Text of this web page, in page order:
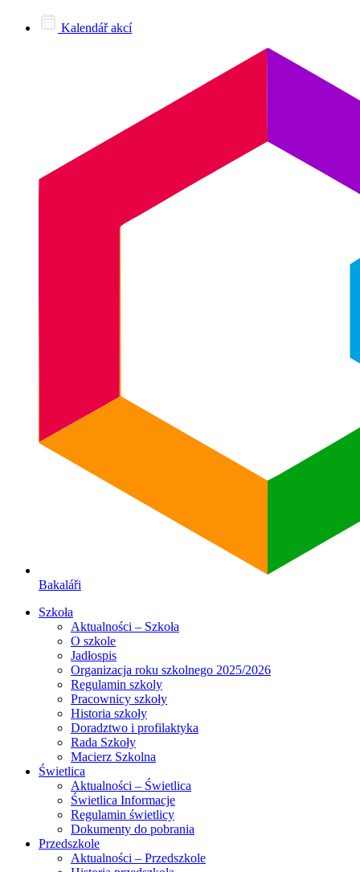
Kalendář akcí
Bakaláři
Szkoła
Aktualności – Szkoła
O szkole
Jadłospis
Organizacja roku szkolnego 2025/2026
Regulamin szkoly
Pracownicy szkoły
Historia szkoły
Doradztwo i profilaktyka
Rada Szkoły
Macierz Szkolna
Świetlica
Aktualności – Świetlica
Świetlica Informacje
Regulamin świetlicy
Dokumenty do pobrania
Przedszkole
Aktualności – Przedszkole